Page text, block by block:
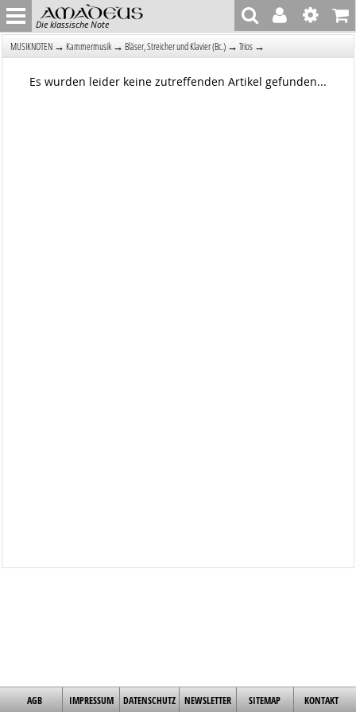
Die klassische Note
MUSIKNOTEN → Kammermusik → Bläser, Streicher und Klavier (Bc.) → Trios →
Es wurden leider keine zutreffenden Artikel gefunden...
AGB IMPRESSUM DATENSCHUTZ NEWSLETTER SITEMAP KONTAKT